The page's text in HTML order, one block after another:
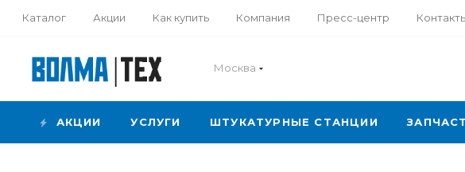
Каталог Акции Как купить Компания Пресс-центр
Москва
АКЦИИ УСЛУГИ ШТУКАТУРНЫЕ СТАНЦИИ